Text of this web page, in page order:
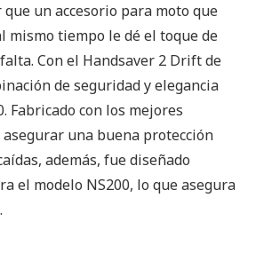
un accesorio para moto que
mismo tiempo le dé el toque de
Con el Handsaver 2 Drift de
de seguridad y elegancia
Fabricado con los mejores
una buena protección
además, fue diseñado
el modelo NS200, lo que asegura